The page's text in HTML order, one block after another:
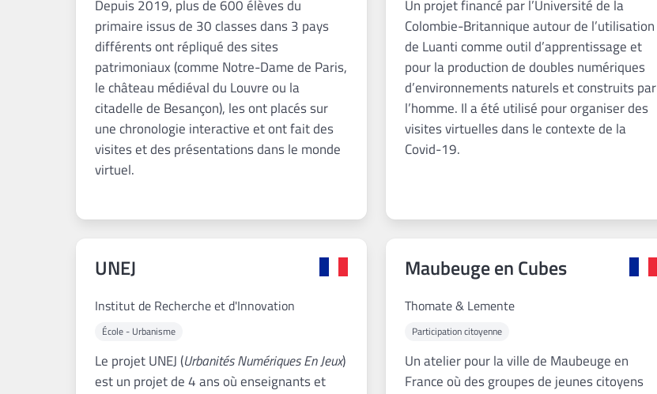
Depuis 2019, plus de 600 élèves du
primaire issus de 30 classes dans 3 pays
différents ont répliqué des sites
patrimoniaux (comme Notre-Dame de Paris,
le château médiéval du Louvre ou la
citadelle de Besançon), les ont placés sur
une chronologie interactive et ont fait des
visites et des présentations dans le monde
virtuel.
Un projet financé par l’Université de la
Colombie-Britannique autour de l’utilisation
de Luanti comme outil d’apprentissage et
pour la production de doubles numériques
d’environnements naturels et construits par
l’homme. Il a été utilisé pour organiser des
visites virtuelles dans le contexte de la
Covid-19.
UNEJ
Institut de Recherche et d'Innovation
École - Urbanisme
Le projet UNEJ (Urbanités Numériques En Jeux)
est un projet de 4 ans où enseignants et
Maubeuge en Cubes
Thomate & Lemente
Participation citoyenne
Un atelier pour la ville de Maubeuge en
France où des groupes de jeunes citoyens